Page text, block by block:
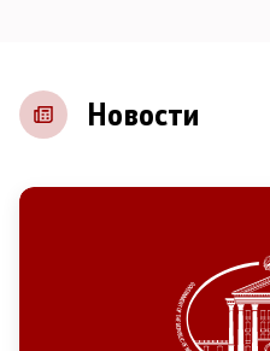
Контакт
Основање на здружение
Новости